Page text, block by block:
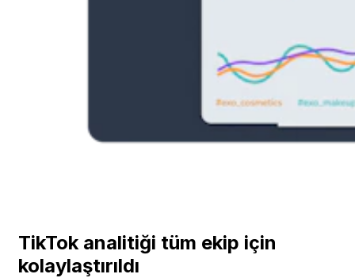
TikTok analitiği tüm ekip için
kolaylaştırıldı